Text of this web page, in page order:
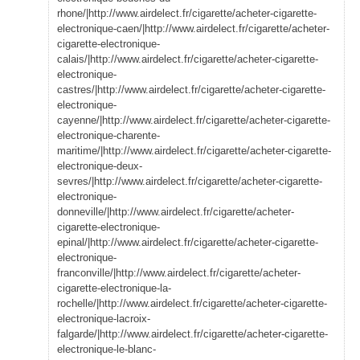
rhone/|http://www.airdelect.fr/cigarette/acheter-cigarette-
electronique-caen/|http://www.airdelect.fr/cigarette/acheter-
cigarette-electronique-
calais/|http://www.airdelect.fr/cigarette/acheter-cigarette-
electronique-
castres/|http://www.airdelect.fr/cigarette/acheter-cigarette-
electronique-
cayenne/|http://www.airdelect.fr/cigarette/acheter-cigarette-
electronique-charente-
maritime/|http://www.airdelect.fr/cigarette/acheter-cigarette-
electronique-deux-
sevres/|http://www.airdelect.fr/cigarette/acheter-cigarette-
electronique-
donneville/|http://www.airdelect.fr/cigarette/acheter-
cigarette-electronique-
epinal/|http://www.airdelect.fr/cigarette/acheter-cigarette-
electronique-
franconville/|http://www.airdelect.fr/cigarette/acheter-
cigarette-electronique-la-
rochelle/|http://www.airdelect.fr/cigarette/acheter-cigarette-
electronique-lacroix-
falgarde/|http://www.airdelect.fr/cigarette/acheter-cigarette-
electronique-le-blanc-